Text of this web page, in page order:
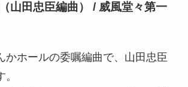
山田忠臣編曲） / 威風堂々第一
かホールの委嘱編曲で、山田忠臣